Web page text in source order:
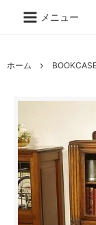
メニュー
ホーム